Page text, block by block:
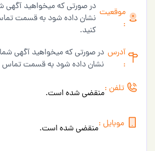
موقعیت
:
در صورتی که میخواهید آگهی
نشان داده شود به قسمت
کنید.
آدرس
:
در صورتی که میخواهید آگهی
نشان داده شود به قسمت تماس
تلفن :منقضی شده است.
موبایل :منقضی شده است.